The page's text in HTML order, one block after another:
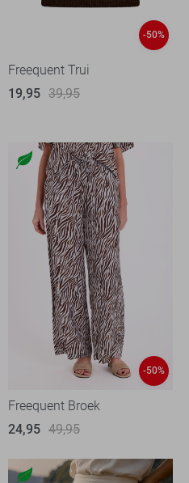
-50%
Freequent Trui
19,95 39,95
-50%
Freequent Broek
24,95 49,95